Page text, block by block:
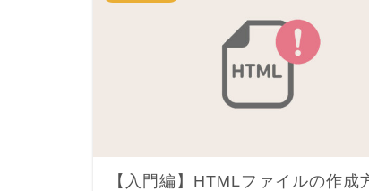
【入門編】HTMLファイルの作成